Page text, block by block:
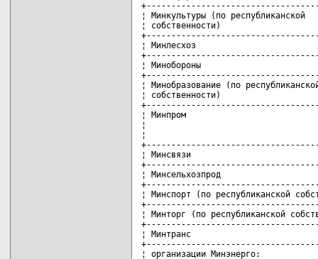
¦ Минкультуры (по
¦ собственности)
¦ Минлесхоз
¦ Минобороны
¦ Минобразование (по
¦ собственности)
¦ Минпром
¦
¦
¦ Минсвязи
¦ Минсельхозпрод
¦ Минспорт (по республиканской
¦ Минторг (по республиканской
¦ Минтранс
¦ организации Минэнерго: